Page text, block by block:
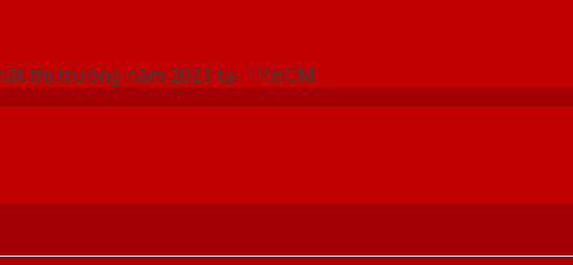
thị trường năm 2021 tại TP.HCM